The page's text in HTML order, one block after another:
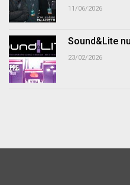
11/06/2026
Sound&Lite
23/02/2026